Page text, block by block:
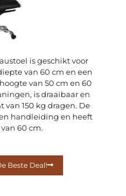
is geschikt voor
van 60 cm en een
van 50 cm en 60
is draaibaar en
150 kg dragen. De
handleiding en heeft
60 cm.
Beste Deal!